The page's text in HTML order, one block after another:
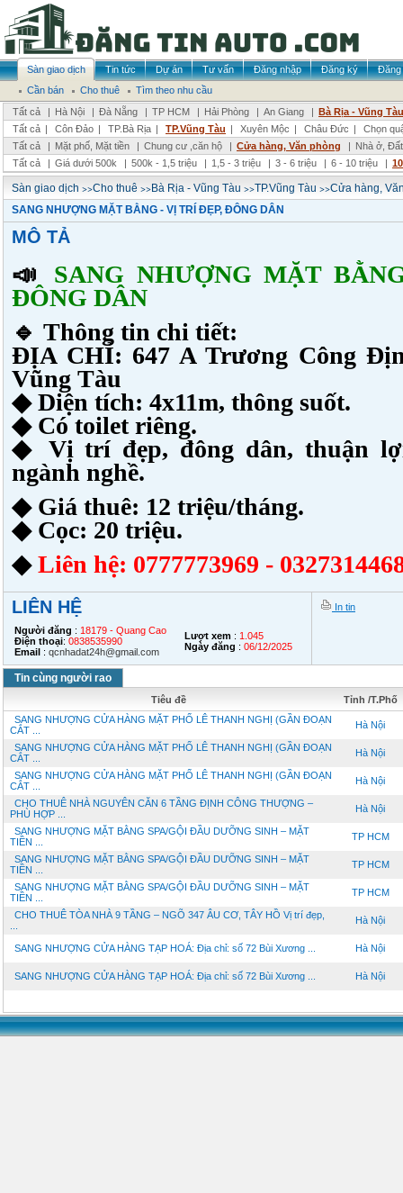
Sàn giao dịch Tin tức Dự án Tư vấn Đăng nhập Đăng ký
Đăng
Cần bán
Cho thuê
Tìm theo nhu cầu
Tất cả
| Hà Nội | Đà Nẵng | TP HCM | Hải Phòng | An Giang | Bà Rịa - Vũng Tàu
Tất cả | Côn Đảo | TP.Bà Rịa | TP.Vũng Tàu | Xuyên Mộc | Châu Đức |
Chọn
Tất cả
| Mặt phố, Mặt tiền | Chung cư ,căn hộ | Cửa hàng, Văn phòng | Nhà ở,
Tất cả
| Giá dưới 500k | 500k - 1,5 triệu | 1,5 - 3 triệu | 3 - 6 triệu | 6 - 10 triệu |
Sàn giao dịch >>Cho thuê >>Bà Rịa - Vũng Tàu >>TP.Vũng Tàu >>Cửa hàng,
SANG NHƯỢNG MẶT BẰNG - VỊ TRÍ ĐẸP, ĐÔNG DÂN
MÔ TẢ
📣 SANG NHƯỢNG MẶT
ĐÔNG DÂN
🔹 Thông tin chi tiết:
ĐỊA CHỈ: 647 A Trương Công
Vũng Tàu
◆ Diện tích: 4x11m, thông suốt.
◆ Có toilet riêng.
◆ Vị trí đẹp, đông dân, thuận
ngành nghề.
◆ Giá thuê: 12 triệu/tháng.
◆ Cọc: 20 triệu.
◆Liên hệ: 0777773969 -
LIÊN HỆ
Người đăng : 18179 - Quang Cao
Điện thoại: 0838535990
Email : qcnhadat24h@gmail.com
Lượt xem : 1.045
Ngày đăng : 06/12/2025
In tin
Tin cùng người rao
Tiêu đề
Tỉnh /T.Phố
SANG NHƯỢNG CỬA HÀNG MẶT PHỐ LÊ THANH NGHỊ (GẦN ĐOẠN
CẮT ...
Hà Nội
SANG NHƯỢNG CỬA HÀNG MẶT PHỐ LÊ THANH NGHỊ (GẦN ĐOẠN
CẮT ...
Hà Nội
SANG NHƯỢNG CỬA HÀNG MẶT PHỐ LÊ THANH NGHỊ (GẦN ĐOẠN
CẮT ...
Hà Nội
CHO THUÊ NHÀ NGUYÊN CĂN 6 TẦNG ĐỊNH CÔNG THƯỢNG –
PHÙ HỢP ...
Hà Nội
SANG NHƯỢNG MẶT BẰNG SPA/GỘI ĐẦU DƯỠNG SINH – MẶT
TIỀN ...
TP HCM
SANG NHƯỢNG MẶT BẰNG SPA/GỘI ĐẦU DƯỠNG SINH – MẶT
TIỀN ...
TP HCM
SANG NHƯỢNG MẶT BẰNG SPA/GỘI ĐẦU DƯỠNG SINH – MẶT
TIỀN ...
TP HCM
CHO THUÊ TÒA NHÀ 9 TẦNG – NGÕ 347 ÂU CƠ, TÂY HỒ Vị trí đẹp,
Hà Nội
SANG NHƯỢNG CỬA HÀNG TẠP HOÁ: Địa chỉ: số 72 Bùi Xương ... Hà Nội
SANG NHƯỢNG CỬA HÀNG TẠP HOÁ: Địa chỉ: số 72 Bùi Xương ... Hà Nội